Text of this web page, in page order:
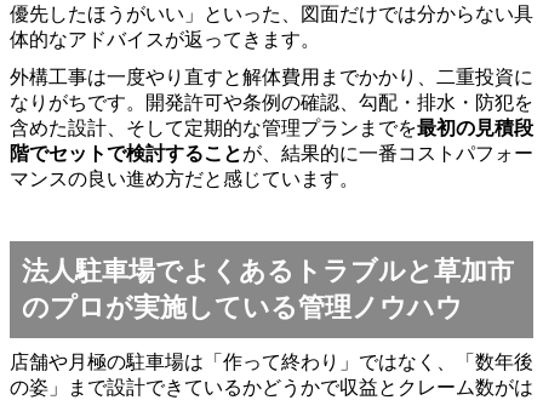
優先したほうがいい」といった、図面だけでは分からない具
体的なアドバイスが返ってきます。
外構工事は一度やり直すと解体費用までかかり、二重投資に
なりがちです。開発許可や条例の確認、勾配・排水・防犯を
含めた設計、そして定期的な管理プランまでを最初の見積段
階でセットで検討することが、結果的に一番コストパフォー
マンスの良い進め方だと感じています。
法人駐車場でよくあるトラブルと草加市
のプロが実施している管理ノウハウ
店舗や月極の駐車場は「作って終わり」ではなく、「数年後
の姿」まで設計できているかどうかで収益とクレーム数がは